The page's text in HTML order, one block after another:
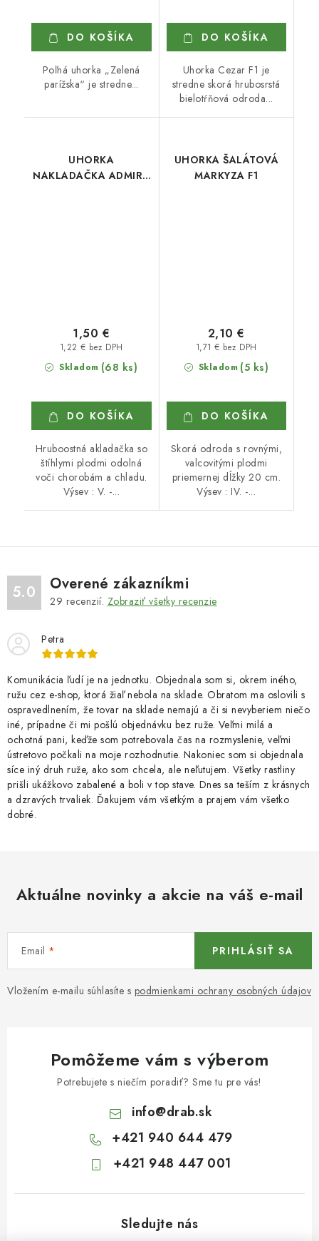
DO KOŠÍKA
Poľná uhorka „Zelená
parížska“ je stredne...
DO KOŠÍKA
Uhorka Cezar F1 je
stredne skorá hrubosrstá
bielotŕňová odroda...
UHORKA
NAKLADAČKA ADMIRA
Skladom (68 ks)
1,22 € bez DPH
1,50 €
DO KOŠÍKA
Hruboostná akladačka so
štíhlymi plodmi odolná
voči chorobám a chladu.
Výsev : V. -...
UHORKA ŠALÁTOVÁ
MARKYZA F1
Skladom (5 ks)
1,71 € bez DPH
2,10 €
DO KOŠÍKA
Skorá odroda s rovnými,
valcovitými plodmi
priemernej dĺžky 20 cm.
Výsev : IV. -...
5.0 Overené zákazníkmi
29 recenzií. Zobraziť všetky recenzie
Petra
Komunikácia ľudí je na jednotku. Objednala som si, okrem iného,
ružu cez e-shop, ktorá žiaľ nebola na sklade. Obratom ma oslovili s
ospravedlnením, že tovar na sklade nemajú a či si nevyberiem niečo
iné, prípadne či mi pošlú objednávku bez ruže. Veľmi milá a
ochotná pani, keďže som potrebovala čas na rozmyslenie, veľmi
ústretovo počkali na moje rozhodnutie. Nakoniec som si objednala
síce iný druh ruže, ako som chcela, ale neľutujem. Všetky rastliny
prišli ukážkovo zabalené a boli v top stave. Dnes sa teším z krásnych
a dzravých trvaliek. Ďakujem vám všetkým a prajem vám všetko
dobré.
Aktuálne novinky a akcie na váš e-mail
Email
Vložením e-mailu súhlasíte s podmienkami ochrany osobných údajov
PRIHLÁSIŤ SA
Pomôžeme vám s výberom
Potrebujete s niečím poradiť? Sme tu pre vás!
info@drab.sk
+421 940 644 479
+421 948 447 001